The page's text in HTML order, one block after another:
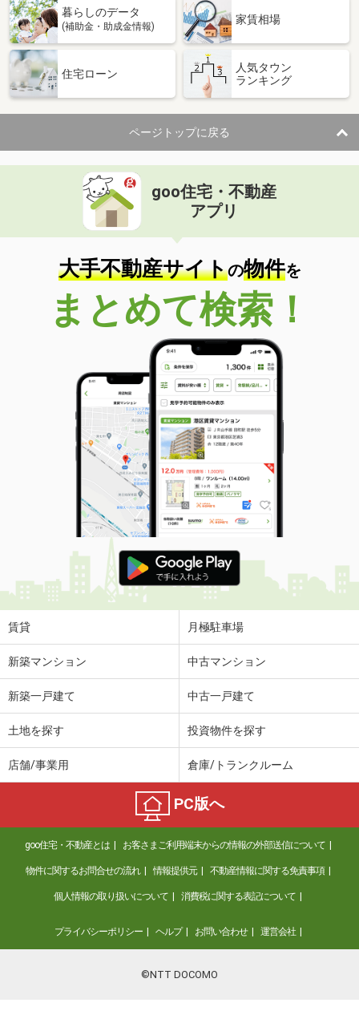
暮らしのデータ
(補助金・助成金情報)
家賃相場
住宅ローン
人気タウン
ランキング
ページトップに戻る
goo住宅・不動産
アプリ
大手不動産サイトの物件を
まとめて検索！
賃貸 月極駐車場
新築マンション 中古マンション
新築一戸建て 中古一戸建て
土地を探す 投資物件を探す
店舗/事業用 倉庫/トランクルーム
PC版へ
goo住宅・不動産とは お客さまご利用端末からの情報の外部送信について
物件に関するお問合せの流れ 情報提供元 不動産情報に関する免責事項
個人情報の取り扱いについて 消費税に関する表記について
プライバシーポリシー ヘルプ お問い合わせ 運営会社
©NTT DOCOMO